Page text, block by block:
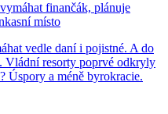
finančák, plánuje
místo
vedle daní i pojistné. A do
Vládní resorty poprvé odkryly
Úspory a méně byrokracie.